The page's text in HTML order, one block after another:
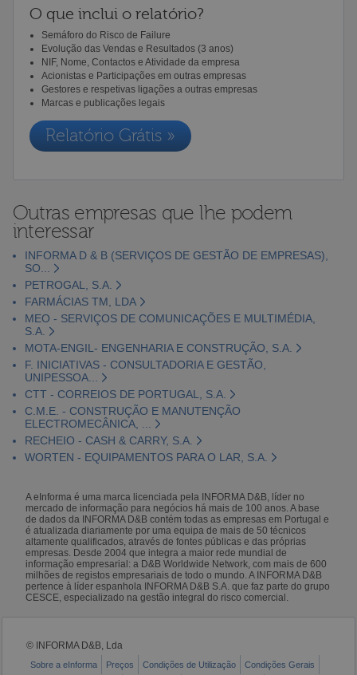
O que inclui o relatório?
Semáforo do Risco de Failure
Evolução das Vendas e Resultados (3 anos)
NIF, Nome, Contactos e Atividade da empresa
Acionistas e Participações em outras empresas
Gestores e respetivas ligações a outras empresas
Marcas e publicações legais
Relatório Grátis »
Outras empresas que lhe podem
interessar
INFORMA D & B (SERVIÇOS DE GESTÃO DE EMPRESAS),
SO...
PETROGAL, S.A.
FARMÁCIAS TM, LDA
MEO - SERVIÇOS DE COMUNICAÇÕES E MULTIMÉDIA,
S.A.
MOTA-ENGIL- ENGENHARIA E CONSTRUÇÃO, S.A.
F. INICIATIVAS - CONSULTADORIA E GESTÃO,
UNIPESSOA...
CTT - CORREIOS DE PORTUGAL, S.A.
C.M.E. - CONSTRUÇÃO E MANUTENÇÃO
ELECTROMECÂNICA, ...
RECHEIO - CASH & CARRY, S.A.
WORTEN - EQUIPAMENTOS PARA O LAR, S.A.
A eInforma é uma marca licenciada pela INFORMA D&B, líder no
mercado de informação para negócios há mais de 100 anos. A base
de dados da INFORMA D&B contém todas as empresas em Portugal e
é atualizada diariamente por uma equipa de mais de 50 técnicos
altamente qualificados, através de fontes públicas e das próprias
empresas. Desde 2004 que integra a maior rede mundial de
informação empresarial: a D&B Worldwide Network, com mais de 600
milhões de registos empresariais de todo o mundo. A INFORMA D&B
pertence à líder espanhola INFORMA D&B S.A. que faz parte do grupo
CESCE, especializado na gestão integral do risco comercial.
© INFORMA D&B, Lda
Sobre a eInforma Preços Condições de Utilização Condições Gerais